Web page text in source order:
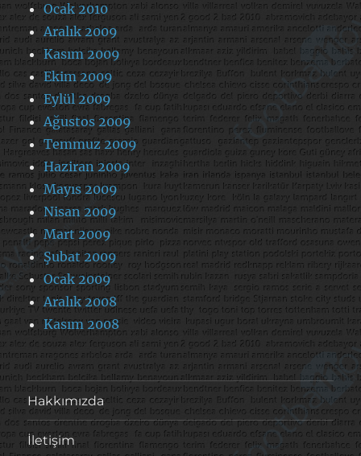
Ocak 2010
Aralık 2009
Kasım 2009
Ekim 2009
Eylül 2009
Ağustos 2009
Temmuz 2009
Haziran 2009
Mayıs 2009
Nisan 2009
Mart 2009
Şubat 2009
Ocak 2009
Aralık 2008
Kasım 2008
Hakkımızda
İletişim